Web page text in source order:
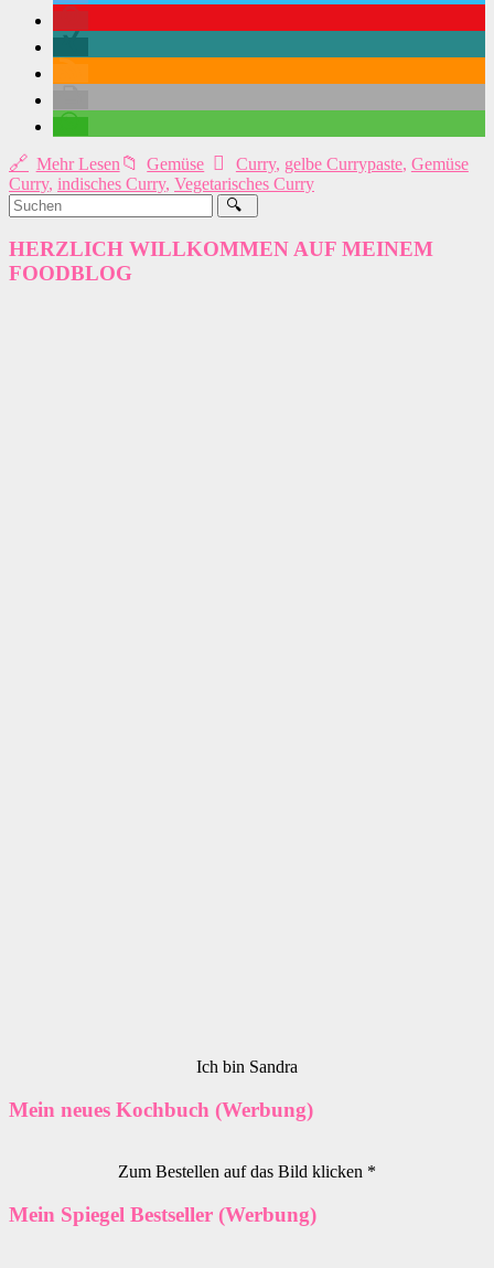
Mehr Lesen Gemüse Curry, gelbe Currypaste, Gemüse
Curry, indisches Curry, Vegetarisches Curry
HERZLICH WILLKOMMEN AUF MEINEM
FOODBLOG
Ich bin Sandra
Mein neues Kochbuch (Werbung)
Zum Bestellen auf das Bild klicken *
Mein Spiegel Bestseller (Werbung)